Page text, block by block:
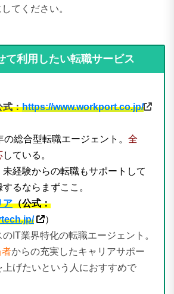
てください。
て利用したい転職サービス
式：https://www.workport.co.jp/
総合型転職エージェント。 全
している。
経験からの転職もサポートして
るならまずここ。
ア（公式：
）
IT業界特化の転職エージェント。
者からの充実したキャリアサポー
上げたいという人におすすめで